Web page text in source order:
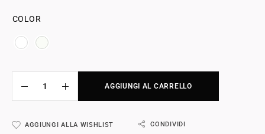
COLOR
AGGIUNGI AL CARRELLO
AGGIUNGI ALLA WISHLIST CONDIVIDI